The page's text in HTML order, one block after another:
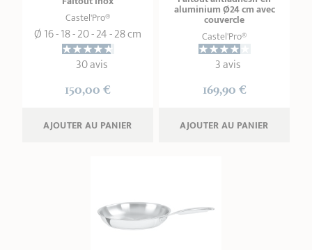
Castel'Pro®
Ø 16 - 18 - 20 - 24 - 28 cm
30 avis
150,00 €
AJOUTER AU PANIER
aluminium Ø24 cm avec
couvercle
Castel'Pro®
3 avis
169,90 €
AJOUTER AU PANIER